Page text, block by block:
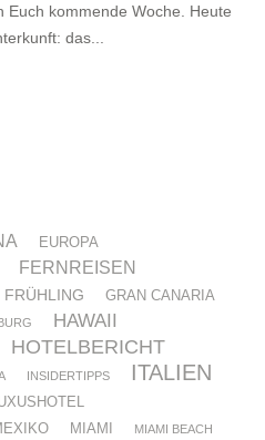
Euch kommende Woche. Heute
das...
EUROPA
FERNREISEN
FRÜHLING GRAN CANARIA
HAWAII
HOTELBERICHT
INSIDERTIPPS ITALIEN
MIAMI MIAMI BEACH